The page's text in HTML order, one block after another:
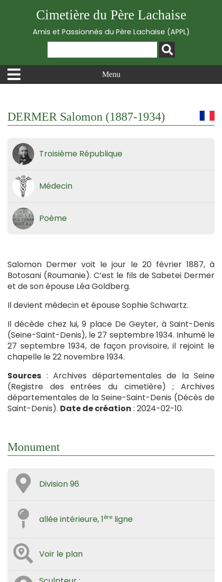
Cimetière du Père Lachaise
Amis et Passionnés du Père Lachaise (APPL)
Menu
DERMER Salomon (1887-1934)
Troisième République
Médecin
Poème
Salomon Dermer voit le jour le 20 février 1887, à
Botosani (Roumanie). C’est le fils de Sabetei Dermer
et de son épouse Léa Goldberg.
Il devient médecin et épouse Sophie Schwartz.
Il décède chez lui, 9 place De Geyter, à Saint-Denis
(Seine-Saint-Denis), le 27 septembre 1934. Inhumé le
27 septembre 1934, de façon provisoire, il rejoint le
chapelle le 22 novembre 1934.
Sources : Archives départementales de la Seine
(Registre des entrées du cimetière) ; Archives
départementales de la Seine-Saint-Denis (Décès de
Saint-Denis). Date de création : 2024-02-10.
Monument
Division 96
allée intérieure, 1ère ligne
Voir le plan